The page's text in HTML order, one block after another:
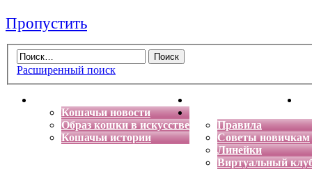
Пропустить
Расширенный поиск
Кошачьи новости
Образ кошки в искусстве
Кошачьи истории
Энциклопедия кошек
Правила
Советы новичкам
Линейки
Виртуальный